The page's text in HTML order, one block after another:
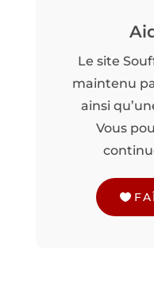
Le site
maintenu
ainsi
Vous